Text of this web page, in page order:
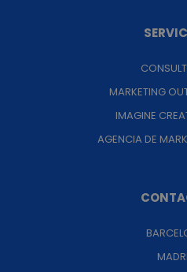
MARKETING
IMAGINE
AGENCIA DE